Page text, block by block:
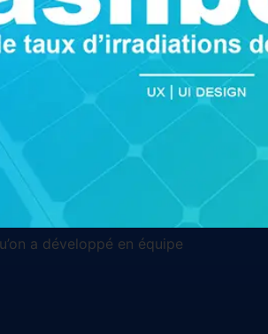
a développé en équipe